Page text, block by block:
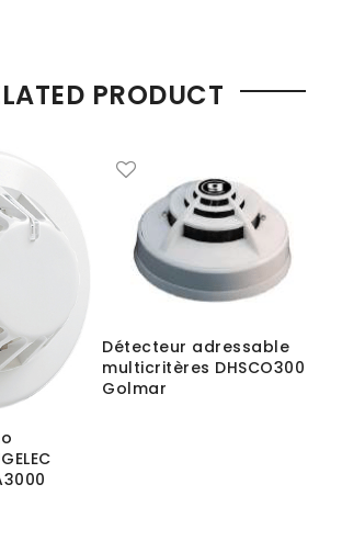
PRODUCT
Détecteur adressable
multicritères DHSCO300
Golmar